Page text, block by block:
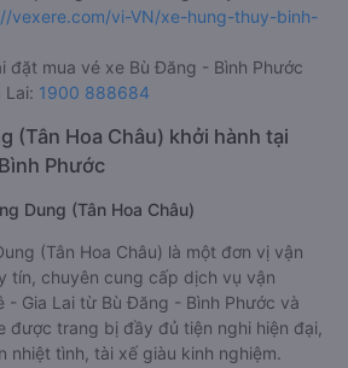
chất lượng xe Hưng Thủy (Bình Định)
(Bình Định) được đánh giá với số điểm
dựa trên 83 đánh giá của khách hàng
vụ của nhà xe này.
đặt mua vé xe khách từ Bù Đăng -
- Gia Lai Hưng Thủy (Bình Định)
Thủy (Bình Định) ở Bù Đăng - Bình
phòng nhà xe Hưng Thủy (Bình
vexere.com/vi-VN/xe-hung-thuy-binh-
đặt mua vé xe Bù Đăng - Bình Phước
Lai:1900 888684